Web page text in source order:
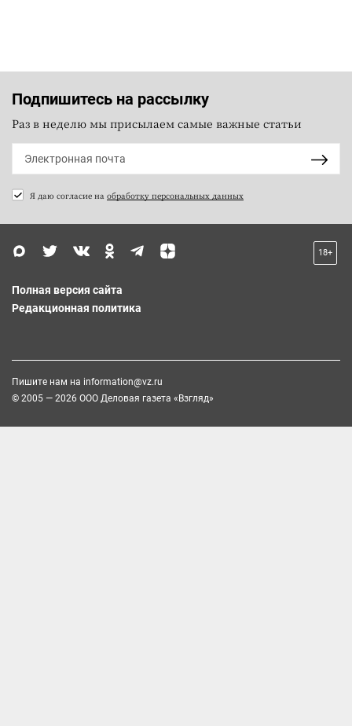
Подпишитесь на рассылку
Раз в неделю мы присылаем самые важные статьи
Я даю согласие на обработку персональных данных
18+
Полная версия сайта
Редакционная политика
Пишите нам на information@vz.ru
© 2005 — 2026 ООО Деловая газета «Взгляд»